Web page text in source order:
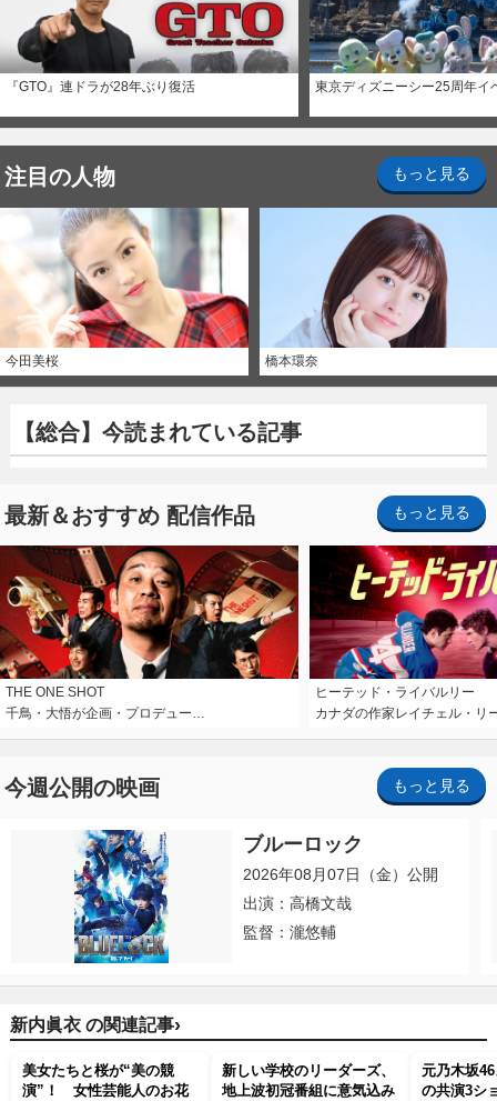
『GTO』連ドラが28年ぶり復活 東京ディズニーシー25周年イ
注目の人物 もっと見る
今田美桜 橋本環奈
【総合】今読まれている記事
最新＆おすすめ 配信作品 もっと見る
THE ONE SHOT
千鳥・大悟が企画・プロデュー…
ヒーテッド・ライバルリー
カナダの作家レイチェル・リ
今週公開の映画 もっと見る
ブルーロック
2026年08月07日（金）公開
出演：高橋文哉
監督：瀧悠輔
新内眞衣 の関連記事›
美女たちと桜が“美の競
演”！ 女性芸能人のお花
新しい学校のリーダーズ、
地上波初冠番組に意気込み
元乃木坂
の共演3シ